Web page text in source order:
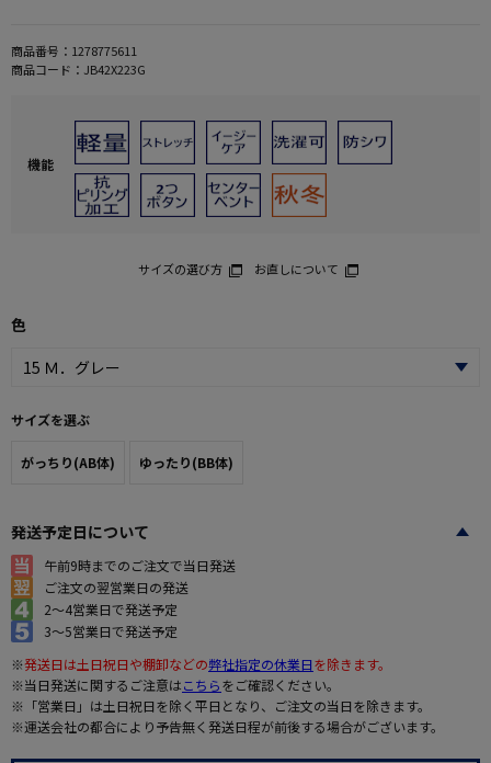
商品番号： 1278775611
商品コード： JB42X223G
機能
サイズの選び方 お直しについて
色
サイズを選ぶ
がっちり(AB体) ゆったり(BB体)
発送予定日について
午前9時までのご注文で当日発送
ご注文の翌営業日の発送
2～4営業日で発送予定
3～5営業日で発送予定
※発送日は土日祝日や棚卸などの弊社指定の休業日を除きます。
※当日発送に関するご注意はこちらをご確認ください。
※「営業日」は土日祝日を除く平日となり、ご注文の当日を除きます。
※運送会社の都合により予告無く発送日程が前後する場合がございます。